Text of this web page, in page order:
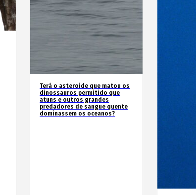
Terá o asteroide que matou os
dinossauros permitido que
atuns e outros grandes
predadores de sangue quente
dominassem os oceanos?